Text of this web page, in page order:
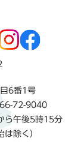
6番1号
72-9040
ら午後5時15分
は除く）